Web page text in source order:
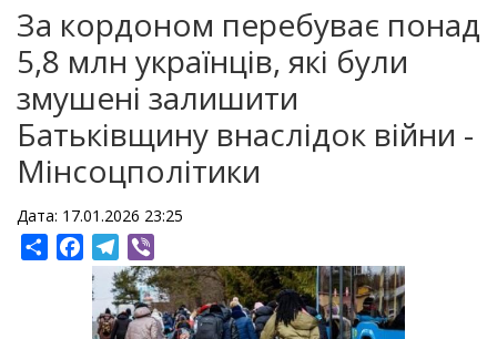
За кордоном перебуває понад
5,8 млн українців, які були
змушені залишити
Батьківщину внаслідок війни -
Мінсоцполітики
Дата: 17.01.2026 23:25
ShareFacebookTelegram